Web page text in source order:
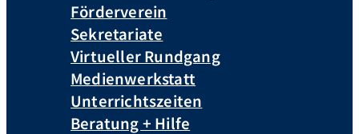
Förderverein
Sekretariate
Virtueller Rundgang
Medienwerkstatt
Unterrichtszeiten
Beratung + Hilfe